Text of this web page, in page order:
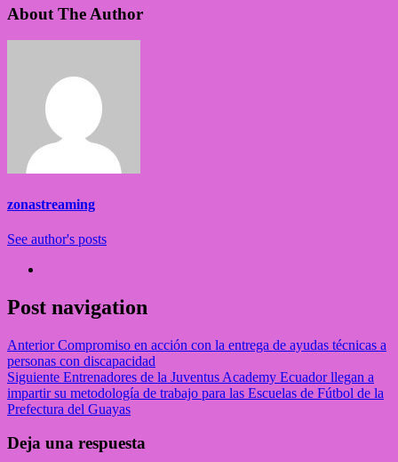
About The Author
zonastreaming
See author's posts
Post navigation
AnteriorCompromiso en acción con la entrega de ayudas técnicas a
personas con discapacidad
Siguiente Entrenadores de la Juventus Academy Ecuador llegan a
impartir su metodología de trabajo para las Escuelas de Fútbol de la
Prefectura del Guayas
Deja una respuesta